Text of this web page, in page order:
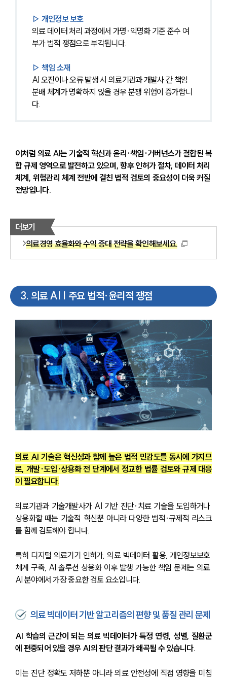
▷ 개인정보 보호
의료 데이터 처리 과정에서 가명·익명화 기준 준수 여
부가 법적 쟁점으로 부각됩니다.
▷ 책임 소재
AI 오진이나 오류 발생 시 의료기관과 개발사 간 책임
분배 체계가 명확하지 않을 경우 분쟁 위험이 증가합니
다.
이처럼 의료 AI는 기술적 혁신과 윤리·책임·거버넌스가 결합된 복
합 규제 영역으로 발전하고 있으며, 향후 인허가 절차, 데이터 처리
체계, 위험관리 체계 전반에 걸친 법적 검토의 중요성이 더욱 커질
전망입니다.
더보기
의료경영 효율화와 수익 증대 전략을 확인해보세요.
3. 의료 AI | 주요 법적·윤리적 쟁점
의료 AI 기술은 혁신성과 함께 높은 법적 민감도를 동시에 가지므
로, 개발·도입·상용화 전 단계에서 정교한 법률 검토와 규제 대응
이 필요합니다.
의료기관과 기술개발사가 AI 기반 진단·치료 기술을 도입하거나
상용화할 때는 기술적 혁신뿐 아니라 다양한 법적·규제적 리스크
를 함께 검토해야 합니다.
특히 디지털 의료기기 인허가, 의료 빅데이터 활용, 개인정보보호
체계 구축, AI 솔루션 상용화 이후 발생 가능한 책임 문제는 의료
AI 분야에서 가장 중요한 검토 요소입니다.
의료 빅데이터 기반 알고리즘의 편향 및 품질 관리 문제
AI 학습의 근간이 되는 의료 빅데이터가 특정 연령, 성별, 질환군
에 편중되어 있을 경우 AI의 판단 결과가 왜곡될 수 있습니다.
이는 진단 정확도 저하뿐 아니라 의료 안전성에 직접 영향을 미칩